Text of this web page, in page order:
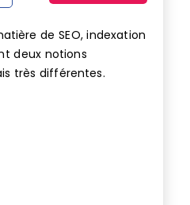
de SEO, indexation
deux notions
très différentes.